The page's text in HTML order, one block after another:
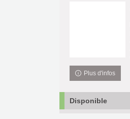
Plus d'infos
Disponible